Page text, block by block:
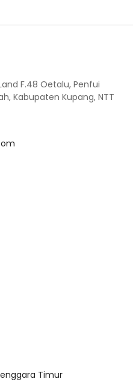
F.48 Oetalu, Penfui
Kabupaten Kupang, NTT
Timur